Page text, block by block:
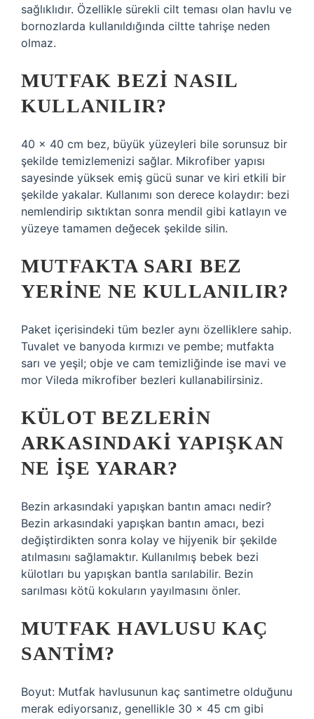
sağlıklıdır. Özellikle sürekli cilt teması olan havlu ve
bornozlarda kullanıldığında ciltte tahrişe neden
olmaz.
MUTFAK BEZI NASIL
KULLANILIR?
40 x 40 cm bez, büyük yüzeyleri bile sorunsuz bir
şekilde temizlemenizi sağlar. Mikrofiber yapısı
sayesinde yüksek emiş gücü sunar ve kiri etkili bir
şekilde yakalar. Kullanımı son derece kolaydır: bezi
nemlendirip sıktıktan sonra mendil gibi katlayın ve
yüzeye tamamen değecek şekilde silin.
MUTFAKTA SARI BEZ
YERINE NE KULLANILIR?
Paket içerisindeki tüm bezler aynı özelliklere sahip.
Tuvalet ve banyoda kırmızı ve pembe; mutfakta
sarı ve yeşil; obje ve cam temizliğinde ise mavi ve
mor Vileda mikrofiber bezleri kullanabilirsiniz.
KÜLOT BEZLERIN
ARKASINDAKI YAPIŞKAN
NE IŞE YARAR?
Bezin arkasındaki yapışkan bantın amacı nedir?
Bezin arkasındaki yapışkan bantın amacı, bezi
değiştirdikten sonra kolay ve hijyenik bir şekilde
atılmasını sağlamaktır. Kullanılmış bebek bezi
külotları bu yapışkan bantla sarılabilir. Bezin
sarılması kötü kokuların yayılmasını önler.
MUTFAK HAVLUSU KAÇ
SANTIM?
Boyut: Mutfak havlusunun kaç santimetre olduğunu
merak ediyorsanız, genellikle 30 x 45 cm gibi